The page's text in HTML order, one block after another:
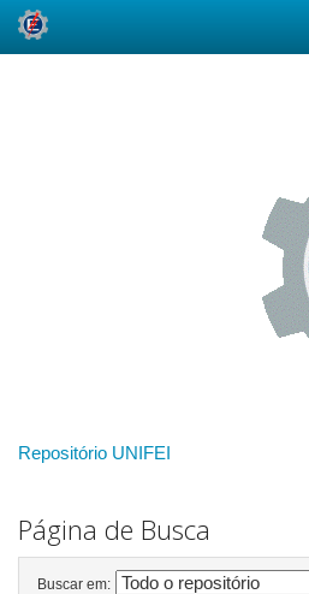
Repositório UNIFEI
Página de Busca
Buscar em: